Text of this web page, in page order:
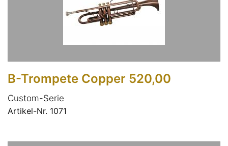
B-Trompete Copper 520,00
Custom-Serie
Artikel-Nr. 1071